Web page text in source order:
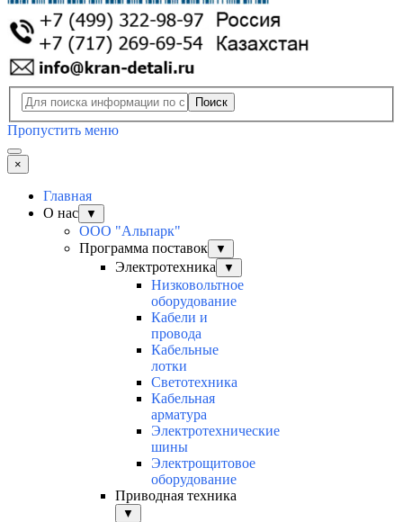
Поиск
Пропустить меню
×
Главная
О нас
▼
ООО "Альпарк"
Программа поставок
▼
Электротехника ▼
Низковольтное
оборудование
Кабели и
провода
Кабельные
лотки
Светотехника
Кабельная
арматура
Электротехнические
шины
Электрощитовое
оборудование
Приводная техника
▼